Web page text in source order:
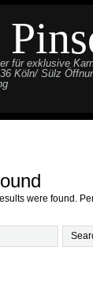
für exklusive
Köln/ Sülz
were found.